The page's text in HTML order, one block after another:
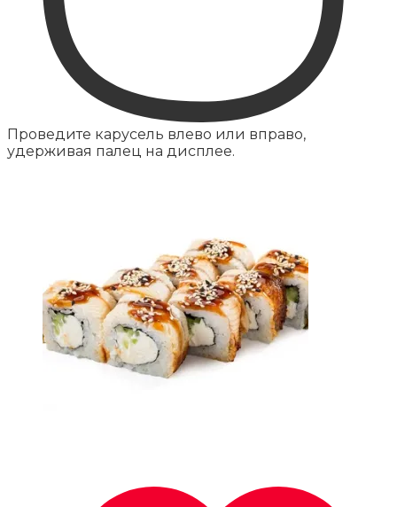
Проведите карусель влево или вправо,
удерживая палец на дисплее.